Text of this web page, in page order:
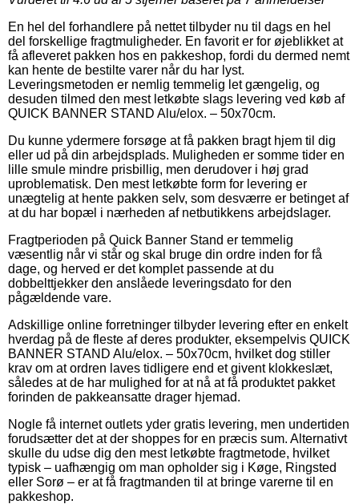
En hel del forhandlere på nettet tilbyder nu til dags en hel
del forskellige fragtmuligheder. En favorit er for øjeblikket at
få afleveret pakken hos en pakkeshop, fordi du dermed nemt
kan hente de bestilte varer når du har lyst.
Leveringsmetoden er nemlig temmelig let gængelig, og
desuden tilmed den mest letkøbte slags levering ved køb af
QUICK BANNER STAND Alu/elox. – 50x70cm.
Du kunne ydermere forsøge at få pakken bragt hjem til dig
eller ud på din arbejdsplads. Muligheden er somme tider en
lille smule mindre prisbillig, men derudover i høj grad
uproblematisk. Den mest letkøbte form for levering er
unægtelig at hente pakken selv, som desværre er betinget af
at du har bopæl i nærheden af netbutikkens arbejdslager.
Fragtperioden på Quick Banner Stand er temmelig
væsentlig når vi står og skal bruge din ordre inden for få
dage, og herved er det komplet passende at du
dobbelttjekker den anslåede leveringsdato for den
pågældende vare.
Adskillige online forretninger tilbyder levering efter en enkelt
hverdag på de fleste af deres produkter, eksempelvis QUICK
BANNER STAND Alu/elox. – 50x70cm, hvilket dog stiller
krav om at ordren laves tidligere end et givent klokkeslæt,
således at de har mulighed for at nå at få produktet pakket
forinden de pakkeansatte drager hjemad.
Nogle få internet outlets yder gratis levering, men undertiden
forudsætter det at der shoppes for en præcis sum. Alternativt
skulle du udse dig den mest letkøbte fragtmetode, hvilket
typisk – uafhængig om man opholder sig i Køge, Ringsted
eller Sorø – er at få fragtmanden til at bringe varerne til en
pakkeshop.